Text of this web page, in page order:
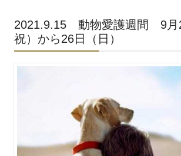
2021.9.15 動物愛護週間 9月
祝）から26日（日）